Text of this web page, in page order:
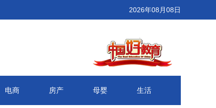
2026年08月08日
电商 房产 母婴 生活